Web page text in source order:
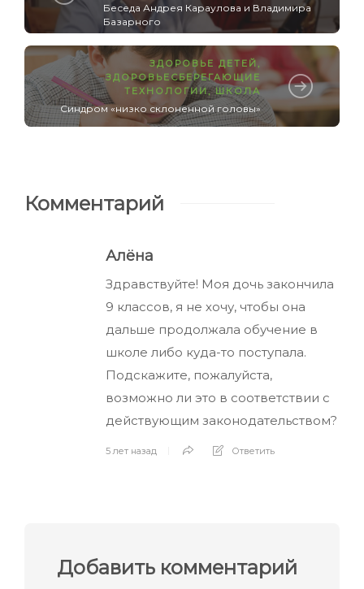
Беседа Андрея Караулова и Владимира
Базарного
ЗДОРОВЬЕ ДЕТЕЙ,
ЗДОРОВЬЕСБЕРЕГАЮЩИЕ
ТЕХНОЛОГИИ,ШКОЛА
Синдром «низко склонённой головы»
Комментарий
Алёна
Здравствуйте! Моя дочь закончила
9 классов, я не хочу, чтобы она
дальше продолжала обучение в
школе либо куда-то поступала.
Подскажите, пожалуйста,
возможно ли это в соответствии с
действующим законодательством?
5 лет назад Ответить
Добавить комментарий